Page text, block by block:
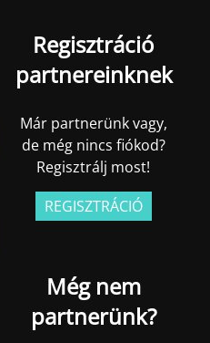
Regisztráció
partnereinknek
Már partnerünk vagy,
de még nincs fiókod?
Regisztrálj most!
REGISZTRÁCIÓ
Még nem
partnerünk?